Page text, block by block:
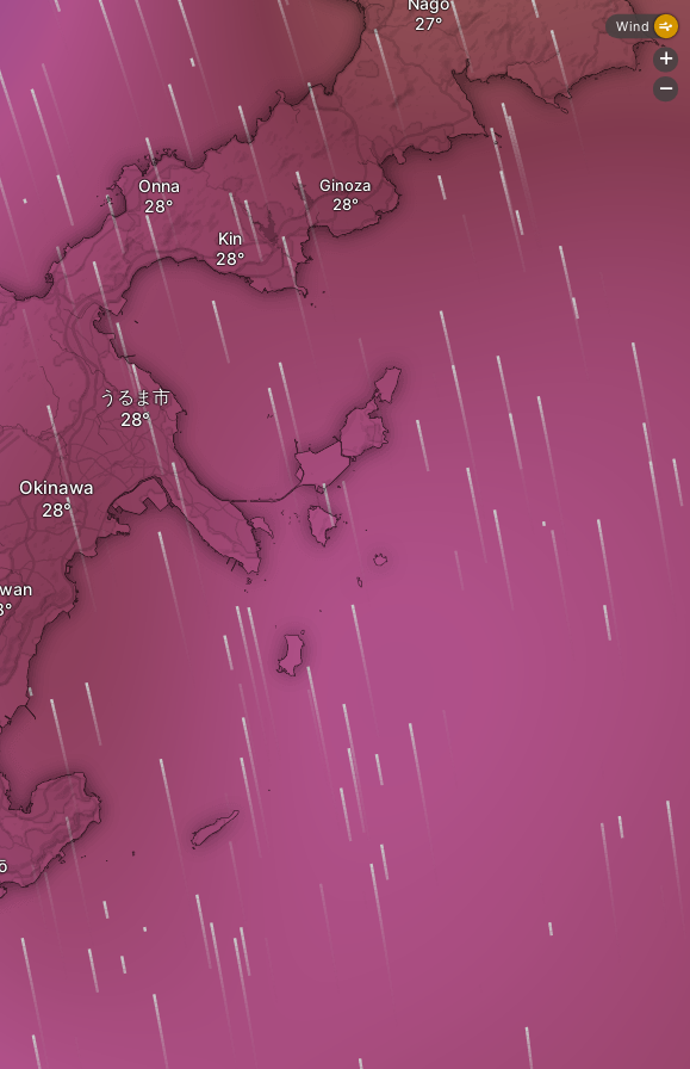
Okinawa
うるま市
Kin
Onna Ginoza
Wind
+
-